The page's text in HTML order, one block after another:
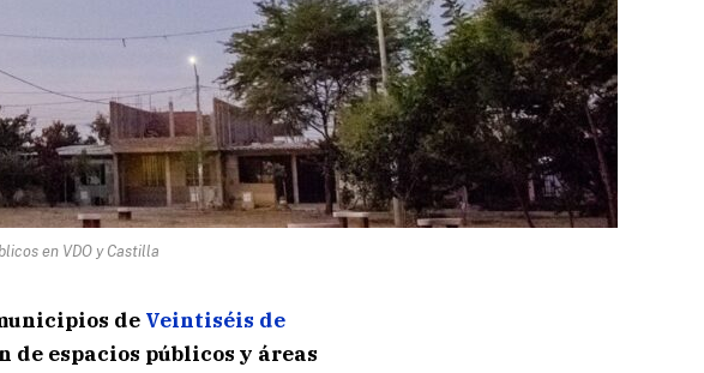
en VDO y Castilla
de Veintiséis de
de espacios públicos y áreas